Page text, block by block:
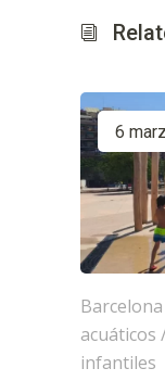
6
acuáticos
infantiles